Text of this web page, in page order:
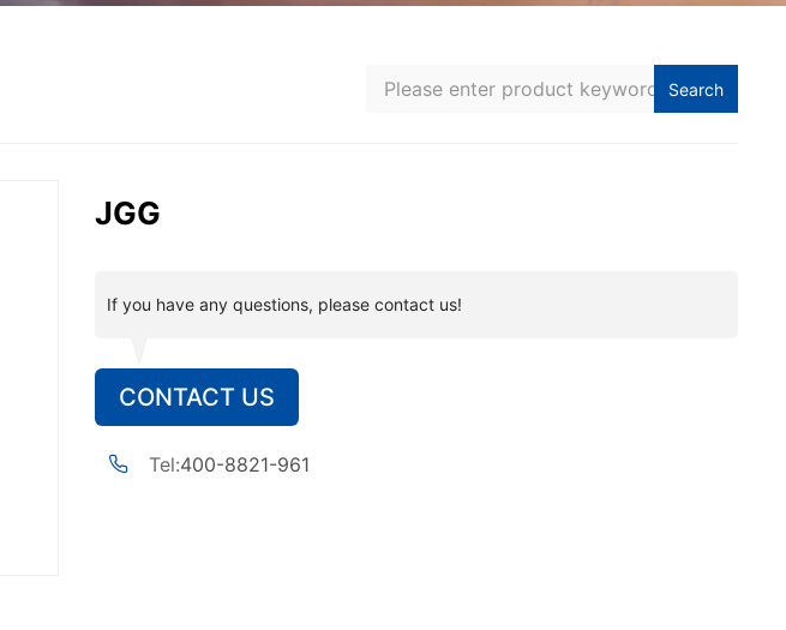
Search
JGG
If you have any questions, please contact us!
CONTACT US
Tel:400-8821-961